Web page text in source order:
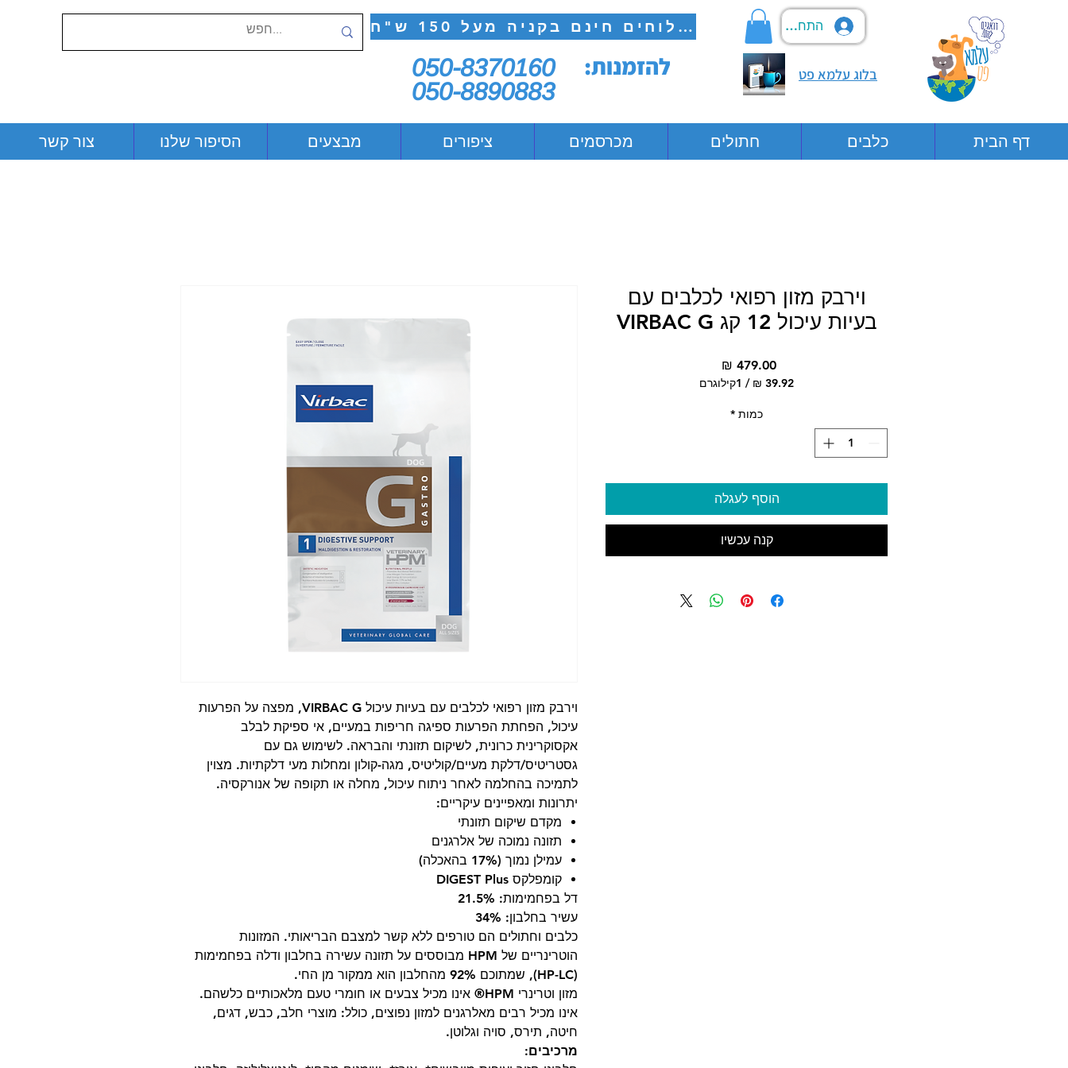
משלוחים חינם בקניה מעל 150 ש"ח
050-8370160
050-8890883
להזמנות:
התחבר
בלוג עלמא פט
צור קשר הסיפור שלנו מבצעים ציפורים מכרסמים חתולים כלבים דף הבית
וירבק מזון רפואי לכלבים עם בעיות עיכול VIRBAC G, מפצה על הפרעות
עיכול, הפחתת הפרעות ספיגה חריפות במעיים, אי ספיקת לבלב
אקסוקרינית כרונית, לשיקום תזונתי והבראה. לשימוש גם עם
גסטריטיס/דלקת מעיים/קוליטיס, מגה-קולון ומחלות מעי דלקתיות. מצוין
לתמיכה בהחלמה לאחר ניתוח עיכול, מחלה או תקופה של אנורקסיה.
יתרונות ומאפיינים עיקריים:
מקדם שיקום תזונתי
תזונה נמוכה של אלרגנים
עמילן נמוך (17% בהאכלה)
קומפלקס DIGEST Plus
דל בפחמימות: 21.5%
עשיר בחלבון: 34%
כלבים וחתולים הם טורפים ללא קשר למצבם הבריאותי. המזונות
הוטרינריים של HPM מבוססים על תזונה עשירה בחלבון ודלה בפחמימות
(HP-LC), שמתוכם 92% מהחלבון הוא ממקור מן החי.
מזון וטרינרי HPM® אינו מכיל צבעים או חומרי טעם מלאכותיים כלשהם.
אינו מכיל רבים מאלרגנים למזון נפוצים, כולל: מוצרי חלב, כבש, דגים,
חיטה, תירס, סויה וגלוטן.
מרכיבים:
וירבק מזון רפואי לכלבים עם
בעיות עיכול 12 קג VIRBAC G
‏479.00 ‏₪
/ 1קילוגרם
לכלכמות *
הוסף לעגלה
קנה עכשיו